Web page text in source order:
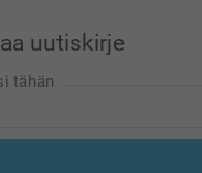
uutiskirje
tähän